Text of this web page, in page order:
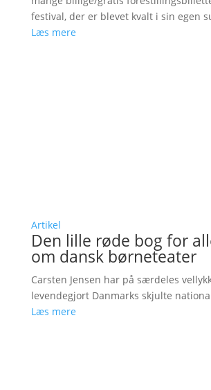
festival, der er blevet kvalt i sin egen
Læs mere
Artikel
Den lille røde bog for
om dansk børneteater
Carsten Jensen har på særdeles
levendegjort Danmarks skjulte
Læs mere